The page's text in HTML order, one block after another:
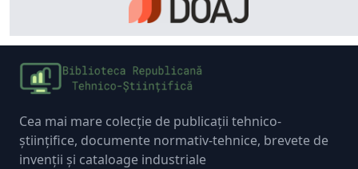
Cea mai mare colecție de publicații tehnico-
științifice, documente normativ-tehnice, brevete de
invenții și cataloage industriale